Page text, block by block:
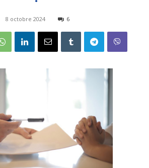
8 octobre 2024 6